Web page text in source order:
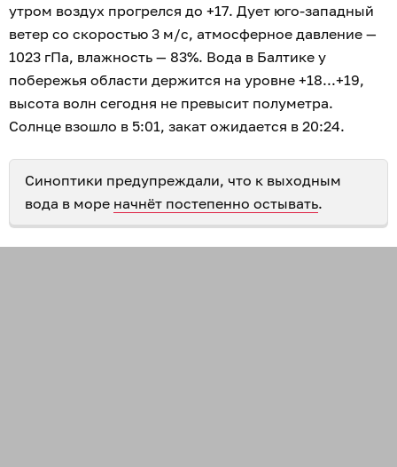
утром воздух прогрелся до +17. Дует юго-западный
ветер со скоростью 3 м/с, атмосферное давление —
1023 гПа, влажность — 83%. Вода в Балтике у
побережья области держится на уровне +18...+19,
высота волн сегодня не превысит полуметра.
Солнце взошло в 5:01, закат ожидается в 20:24.
Синоптики предупреждали, что к выходным
вода в море начнёт постепенно остывать.